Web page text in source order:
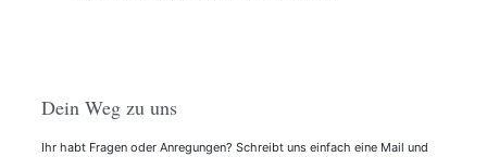
Dein Weg zu uns
Ihr habt Fragen oder Anregungen? Schreibt uns einfach eine Mail und